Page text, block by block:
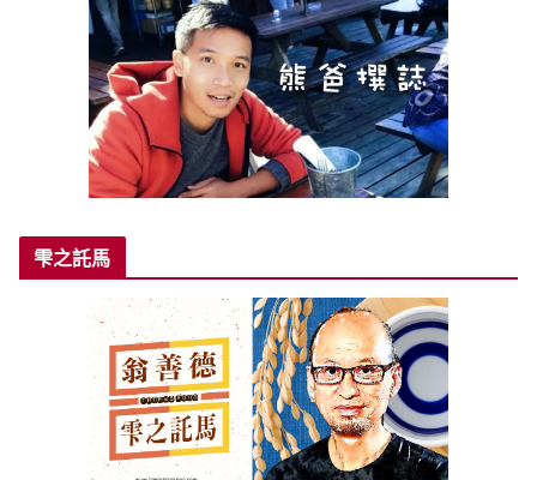
雫之託馬